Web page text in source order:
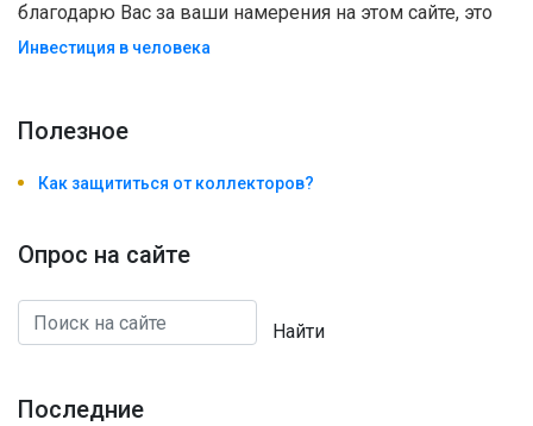
благодарю Вас за ваши намерения на этом сайте, это
Инвестиция в человека
Полезноe
Как защититься от коллекторов?
Опрос на сайте
Найти
Последние